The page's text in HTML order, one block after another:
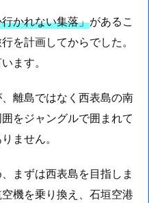
かれない集落」があるこ
を計画してからでした。
ます。
離島ではなく西表島の南
をジャングルで囲まれて
ません。
まずは西表島を目指しま
機を乗り換え、石垣空港